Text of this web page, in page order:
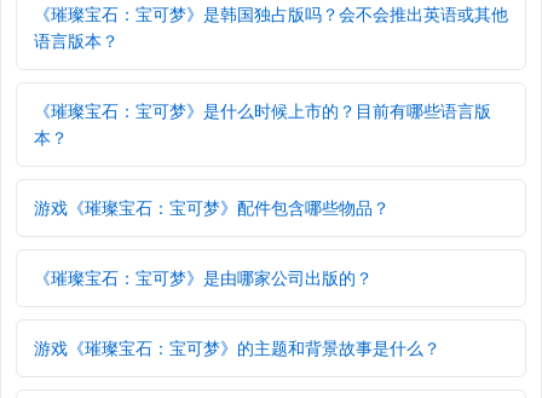
《璀璨宝石：宝可梦》是韩国独占版吗？会不会推出英语或其他
语言版本？
《璀璨宝石：宝可梦》是什么时候上市的？目前有哪些语言版
本？
游戏《璀璨宝石：宝可梦》配件包含哪些物品？
《璀璨宝石：宝可梦》是由哪家公司出版的？
游戏《璀璨宝石：宝可梦》的主题和背景故事是什么？